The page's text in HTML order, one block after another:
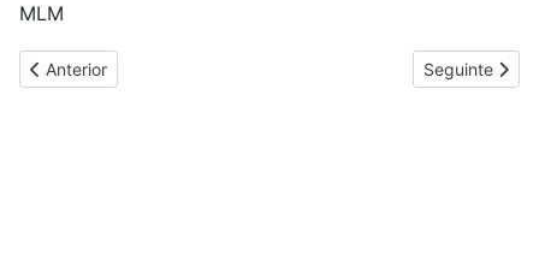
MLM
Artigo anterior: Bola de Lamego - Alia Coelho
Anterior Artigo
Seguinte